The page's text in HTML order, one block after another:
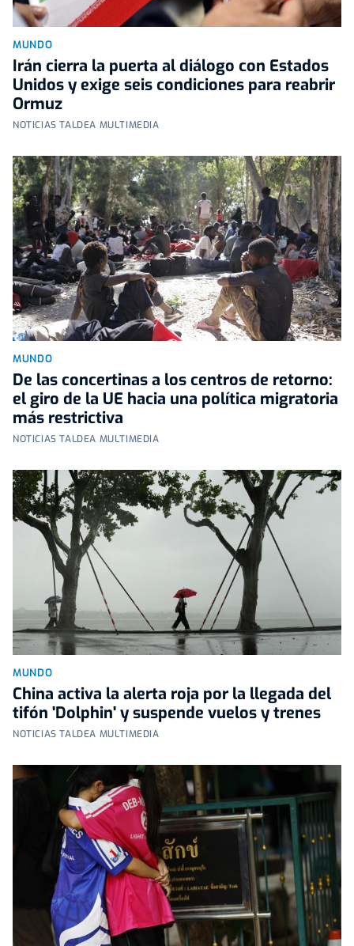
MUNDO
Irán cierra la puerta al diálogo con Estados
Unidos y exige seis condiciones para reabrir
Ormuz
NOTICIAS TALDEA MULTIMEDIA
MUNDO
De las concertinas a los centros de retorno:
el giro de la UE hacia una política migratoria
más restrictiva
NOTICIAS TALDEA MULTIMEDIA
MUNDO
China activa la alerta roja por la llegada del
tifón 'Dolphin' y suspende vuelos y trenes
NOTICIAS TALDEA MULTIMEDIA